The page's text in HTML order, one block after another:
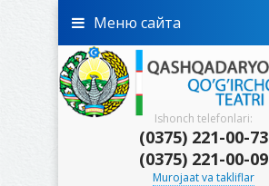
Ishonch telefonlari:
(0375) 221-00-73
(0375) 221-00-09
Murojaat va takliflar
Меню сайта